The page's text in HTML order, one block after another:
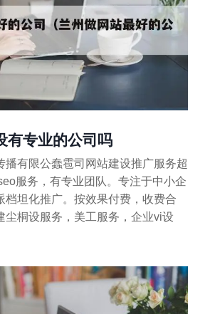
有专业的公司吗
播有限公蠢雹司网站建设推广服务超
服务，有专业团队。专注于中小企
档坦化推广。按效果付费，收费合
尘桐设服务，美工服务，企业vi设